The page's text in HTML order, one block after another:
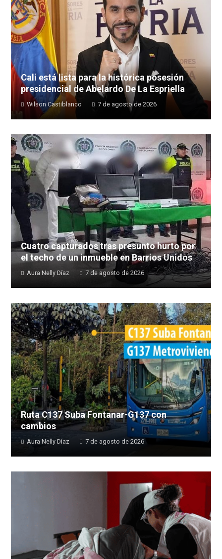
Cali está lista para la histórica posesión
presidencial de Abelardo De La Espriella
Wilson Castiblanco 7 de agosto de 2026
Cuatro capturados tras presunto hurto por
el techo de un inmueble en Barrios Unidos
Aura Nelly Díaz 7 de agosto de 2026
Ruta C137 Suba Fontanar-G137 con
cambios
Aura Nelly Díaz 7 de agosto de 2026